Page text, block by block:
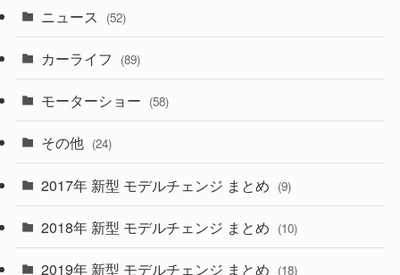
(43)
(6)
(9)
(4)
(30)
(28)
(27)
(26)
(33)
(10)
ニュース (52)
カーライフ (89)
モーターショー (58)
その他 (24)
2017年 新型 モデルチェンジ まとめ (9)
2018年 新型 モデルチェンジ まとめ (10)
2019年 新型 モデルチェンジ まとめ (18)